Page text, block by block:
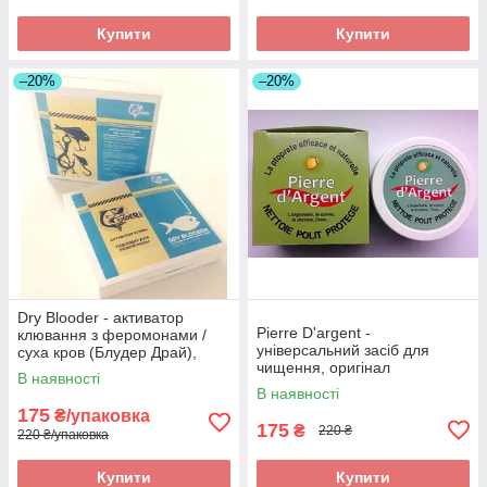
Купити Купити
–20%
Dry Blooder - активатор
клювання з феромонами /
суха кров (Блудер Драй),
оригінал
В наявності
175 ₴/упаковка
220 ₴/упаковка
Купити
–20%
Pierre D'argent -
універсальний засіб для
чищення, оригінал
В наявності
175 ₴ 220 ₴
Купити